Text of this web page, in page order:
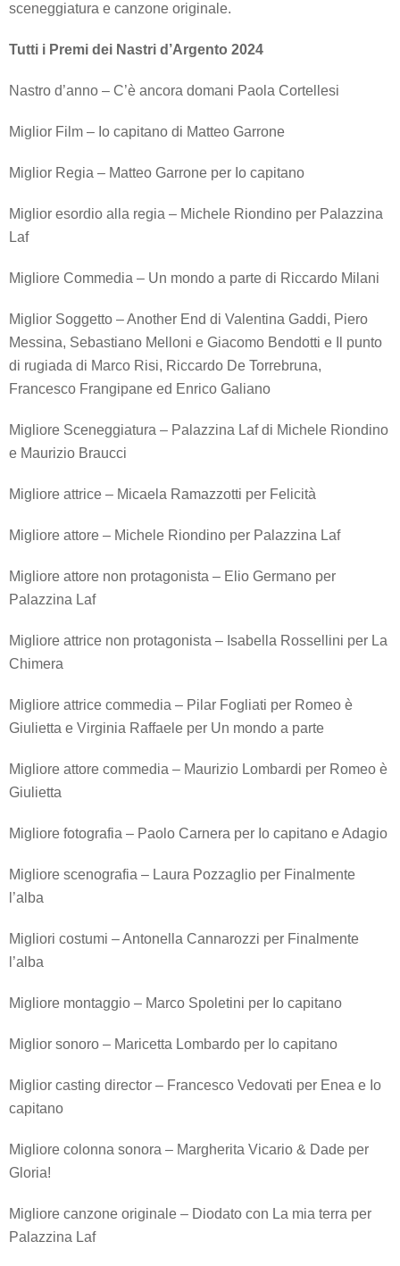
sceneggiatura e canzone originale.
Tutti i Premi dei Nastri d’Argento 2024
Nastro d’anno – C’è ancora domani Paola Cortellesi
Miglior Film – Io capitano di Matteo Garrone
Miglior Regia – Matteo Garrone per Io capitano
Miglior esordio alla regia – Michele Riondino per Palazzina
Laf
Migliore Commedia – Un mondo a parte di Riccardo Milani
Miglior Soggetto – Another End di Valentina Gaddi, Piero
Messina, Sebastiano Melloni e Giacomo Bendotti e Il punto
di rugiada di Marco Risi, Riccardo De Torrebruna,
Francesco Frangipane ed Enrico Galiano
Migliore Sceneggiatura – Palazzina Laf di Michele Riondino
e Maurizio Braucci
Migliore attrice – Micaela Ramazzotti per Felicità
Migliore attore – Michele Riondino per Palazzina Laf
Migliore attore non protagonista – Elio Germano per
Palazzina Laf
Migliore attrice non protagonista – Isabella Rossellini per La
Chimera
Migliore attrice commedia – Pilar Fogliati per Romeo è
Giulietta e Virginia Raffaele per Un mondo a parte
Migliore attore commedia – Maurizio Lombardi per Romeo è
Giulietta
Migliore fotografia – Paolo Carnera per Io capitano e Adagio
Migliore scenografia – Laura Pozzaglio per Finalmente
l’alba
Migliori costumi – Antonella Cannarozzi per Finalmente
l’alba
Migliore montaggio – Marco Spoletini per Io capitano
Miglior sonoro – Maricetta Lombardo per Io capitano
Miglior casting director – Francesco Vedovati per Enea e Io
capitano
Migliore colonna sonora – Margherita Vicario & Dade per
Gloria!
Migliore canzone originale – Diodato con La mia terra per
Palazzina Laf